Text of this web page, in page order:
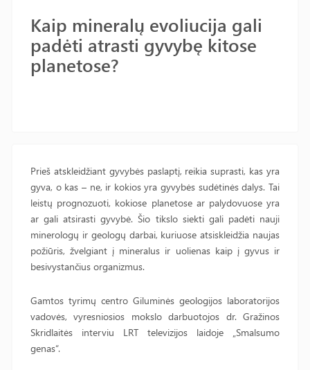
Kaip mineralų evoliucija gali
padėti atrasti gyvybę kitose
planetose?
Prieš atskleidžiant gyvybės paslaptį, reikia suprasti, kas yra
gyva, o kas – ne, ir kokios yra gyvybės sudėtinės dalys. Tai
leistų prognozuoti, kokiose planetose ar palydovuose yra
ar gali atsirasti gyvybė. Šio tikslo siekti gali padėti nauji
minerologų ir geologų darbai, kuriuose atsiskleidžia naujas
požiūris, žvelgiant į mineralus ir uolienas kaip į gyvus ir
besivystančius organizmus.
Gamtos tyrimų centro Giluminės geologijos laboratorijos
vadovės, vyresniosios mokslo darbuotojos dr. Gražinos
Skridlaitės interviu LRT televizijos laidoje „Smalsumo
genas“.